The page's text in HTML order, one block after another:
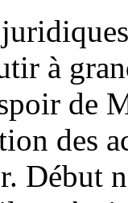
à
de
des
Début